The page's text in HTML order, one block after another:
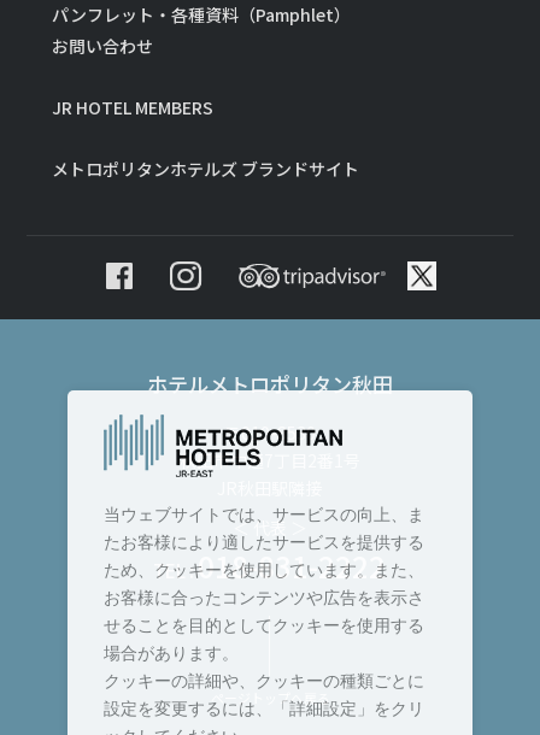
パンフレット・各種資料（Pamphlet）
お問い合わせ
JR HOTEL MEMBERS
メトロポリタンホテルズ ブランドサイト
ホテルメトロポリタン秋田
〒010-8530
秋田市中通7丁目2番1号
＜ 代表 ＞
TEL :018-831-2222
ページトップへ戻る
当ウェブサイトでは、サービスの向上、ま
たお客様により適したサービスを提供する
ため、クッキーを使用しています。また、
お客様に合ったコンテンツや広告を表示さ
せることを目的としてクッキーを使用する
場合があります。
クッキーの詳細や、クッキーの種類ごとに
設定を変更するには、「詳細設定」をクリ